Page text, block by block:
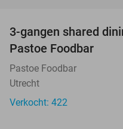
3-gangen shared
Pastoe Foodbar
Pastoe Foodbar
Utrecht
Verkocht: 422